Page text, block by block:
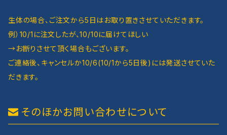
生体の場合、ご注文から5日はお取り置きさせていただきます。
例）10/1に注文したが、10/10に届けてほしい
→お断りさせて頂く場合もございます。
ご連絡後、キャンセルか10/6(10/1から5日後)には発送させていた
だきます。
そのほかお問い合わせについて